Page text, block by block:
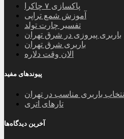
پاکسازی ۷ چاکرا
آموزش شمع تراپی
تفسیر چارت تولد
باربری پیروزی در شرق تهران
باربری شرق تهران
الان وقت دلاره
پیوندهای مفید
انتخاب باربری مناسب در تهران
تارهای اتری
آخرین دیدگاه‌ها